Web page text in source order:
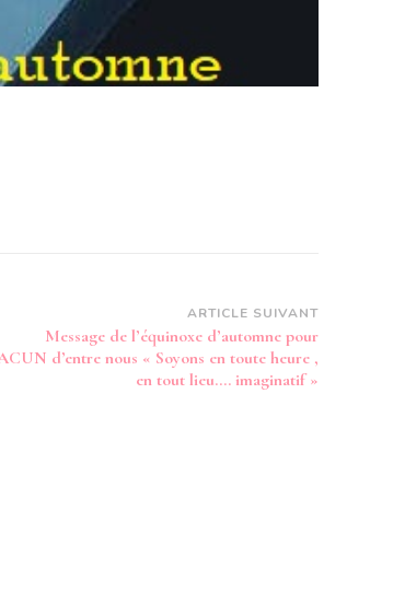
ARTICLE SUIVANT
Message de l’équinoxe d’automne pour
d’entre nous « Soyons en toute heure ,
en tout lieu…. imaginatif »